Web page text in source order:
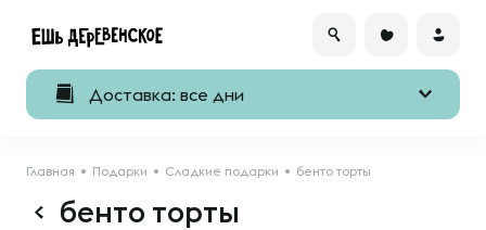
Доставка: все дни
Главная Подарки Сладкие подарки бенто торты
бенто торты